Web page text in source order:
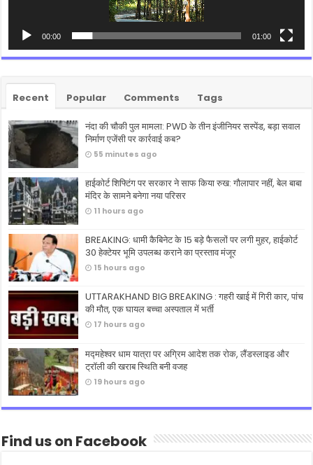
00:00 01:00
Recent Popular Comments Tags
नंदा की चौकी पुल मामला: PWD के तीन इंजीनियर सस्पेंड, बड़ा सवाल
निर्माण एजेंसी पर कार्रवाई कब?
55 minutes ago
हाईकोर्ट शिफ्टिंग पर सरकार ने साफ किया रुख: गौलापार नहीं, बेल बाबा
मंदिर के सामने बनेगा नया परिसर
11 hours ago
BREAKING: धामी कैबिनेट के 15 बड़े फैसलों पर लगी मुहर, हाईकोर्ट
30 हेक्टेयर भूमि उपलब्ध कराने का प्रस्ताव मंजूर
15 hours ago
UTTARAKHAND BIG BREAKING : गहरी खाई में गिरी कार, पांच
की मौत, एक घायल बच्चा अस्पताल में भर्ती
17 hours ago
मद्महेश्वर धाम यात्रा पर अग्रिम आदेश तक रोक, लैंडस्लाइड और
ट्रॉली की खराब स्थिति बनी वजह
19 hours ago
Find us on Facebook